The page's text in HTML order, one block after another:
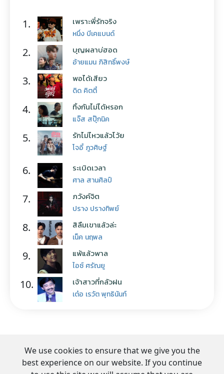
1. เพราะพี่รักจริง
หนึ่ง บีเคแบนด์
2. บุญผลาบ่ฮอด
อ้ายแมน ภิสิทธิ์พงษ์
3. พอได้เสียว
ดิด คิตตี้
4. ทิ้งกันไม่ได้หรอก
แจ๊ส สปุ๊กนิค
5. รักไม่ไหวแล้วโว้ย
โจอี้ ภูวศิษฐ์
6. ระเบิดเวลา
ศาล สานศิลป์
7. ภวังค์จิต
ปราง ปรางทิพย์
8. สิลืมเขาแล้วล่ะ
เน็ค นฤพล
9. แพ้แล้วพาล
ไอซ์ ศรัณยู
10. เจ้าสาวที่กลัวฝน
เต๋อ เรวัต พุทธินันท์
We use cookies to ensure that we give you the
best experience on our website. If you continue